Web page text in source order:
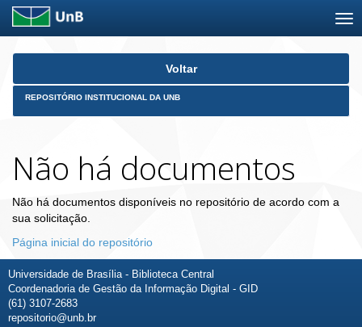
Skip
Voltar
REPOSITÓRIO INSTITUCIONAL DA UNB
Não há documentos
Não há documentos disponíveis no repositório de acordo com a
sua solicitação.
Página inicial do repositório
Universidade de Brasília - Biblioteca Central
Coordenadoria de Gestão da Informação Digital - GID
(61) 3107-2683
repositorio@unb.br